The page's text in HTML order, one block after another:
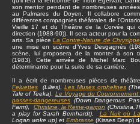
son mentor pendant de nombreuses
au Palmares du Doyen. Il collabore
différentes compagnies théâtrales de
Vieille 17 et du Théâtre de la Corvée qui
direction (1988-90)). Il sera acteur pour la
arts. Sa pièce La Contre-Nature de
une mise en scène d’Yves Desgagnés
scène, lui proposera de la monter à son
(1983). Cette arrivée de Michel Marc
déterminante pour la suite de sa carrière.
Il a écrit de nombreuses pièces de
Feluettes (Lilies) Les Muses orphelines
Tale of Teeka)
Le Voyage du Couronnement
passes-dangereuses (Down Dangerous
Farm)
Christine , la Reine-garçon
a play for Sarah Bernhardt),
La Nuit où
Logan woke up) et Embrasse (Kisses Deep)